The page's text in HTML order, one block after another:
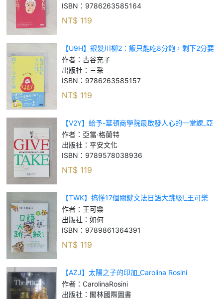
ISBN： 9786263585164
NT$ 119
【U9H】銀髮川柳2：飯只能吃8分飽，剩下2分要
吃藥_古谷充子
作者： 古谷充子
出版社： 三采
ISBN： 9786263585157
NT$ 119
【V2Y】給予-華頓商學院最啟發人心的一堂課_亞
當‧格蘭特
作者： 亞當‧格蘭特
出版社： 平安文化
ISBN： 9789578038936
NT$ 119
【TWK】搞懂17個關鍵文法日語大跳級!_王可樂
作者： 王可樂
出版社： 如何
ISBN： 9789861364391
NT$ 119
【AZJ】太陽之子的印加_Carolina Rosini
作者： CarolinaRosini
出版社： 閣林國際圖書